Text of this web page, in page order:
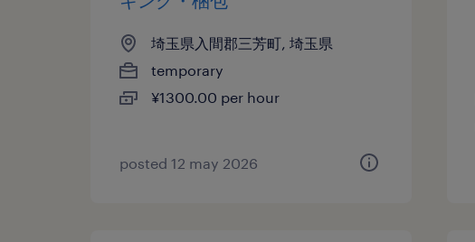
埼玉県入間郡三芳町, 埼玉県
temporary
¥1300.00 per hour
posted 12 may 2026